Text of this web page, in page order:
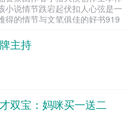
国选为女帝候选人在契约使徒
我召唤了一个带着三把剑的男
曾...
有一个普通的梦想混吃等死！命
让他总是与自己的梦想失之交臂
国际大公司间的争斗，救一个
救一个坏人，竟然误入地下世界
回到家乡，只想隐姓埋名，又不
见义勇为被大义所迫，跟一个傲
小说情节跌宕起伏扣人心弦是一
得的情节与文笔俱佳的好书919
纯文字在线阅读。...
主持
双宝：妈咪买一送二